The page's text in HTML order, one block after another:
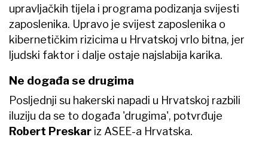
upravljačkih tijela i programa podizanja svijesti
zaposlenika. Upravo je svijest zaposlenika o
kibernetičkim rizicima u Hrvatskoj vrlo bitna, jer
ljudski faktor i dalje ostaje najslabija karika.
Ne događa se drugima
Posljednji su hakerski napadi u Hrvatskoj razbili
iluziju da se to događa 'drugima', potvrđuje
Robert Preskar iz ASEE-a Hrvatska.